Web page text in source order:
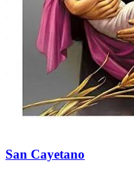
San Cayetano